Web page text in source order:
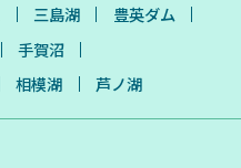
三島湖
豊英ダム
手賀沼
相模湖 芦ノ湖